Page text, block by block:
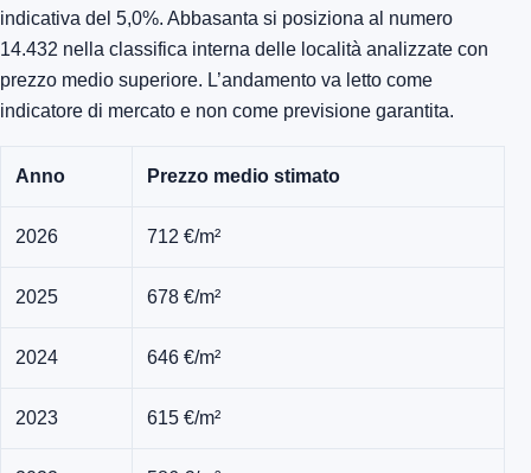
indicativa del 5,0%. Abbasanta si posiziona al numero
14.432 nella classifica interna delle località analizzate con
prezzo medio superiore. L’andamento va letto come
indicatore di mercato e non come previsione garantita.
Anno Prezzo medio stimato
2026 712 €/m²
2025 678 €/m²
2024 646 €/m²
2023 615 €/m²